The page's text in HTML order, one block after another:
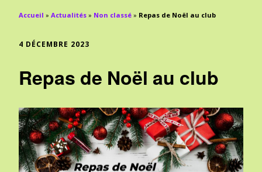
Accueil » Actualités » Non classé » Repas de Noël au club
4 DÉCEMBRE 2023
Repas de Noël au club